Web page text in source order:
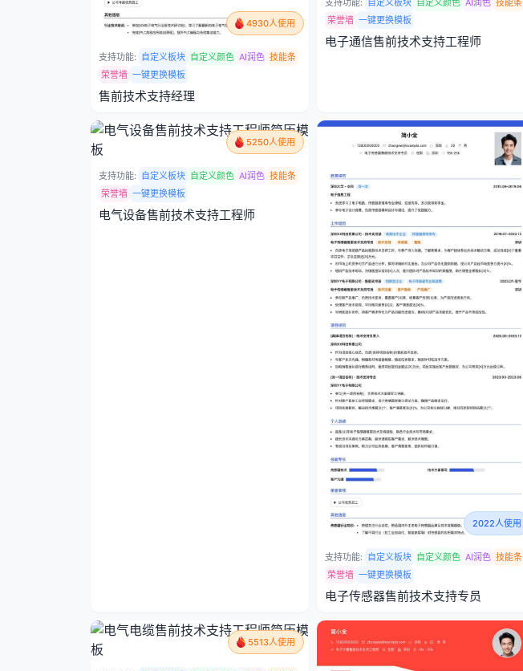
4930人使用
支持功能: 自定义板块 自定义颜色 AI润色 技能条
荣誉墙 一键更换模板
售前技术支持经理
支持功能: 自定义板块 自定义颜色 AI润色 技能条
荣誉墙 一键更换模板
电子通信售前技术支持工程师
5250人使用
支持功能: 自定义板块 自定义颜色 AI润色 技能条
荣誉墙 一键更换模板
电气设备售前技术支持工程师
2022人使用
支持功能: 自定义板块 自定义颜色 AI润色 技能条
荣誉墙 一键更换模板
电子传感器售前技术支持专员
5513人使用